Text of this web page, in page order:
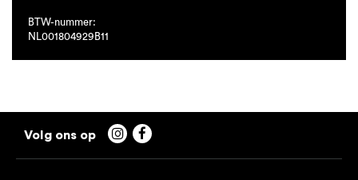
BTW-nummer:
NL001804929B11
 